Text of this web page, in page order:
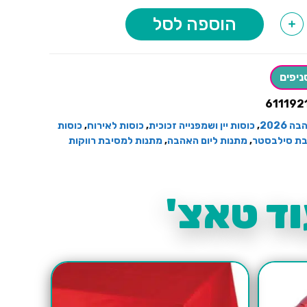
+ הוספה לסל
2026
,כוסות יין ושמפנייה זכוכית,כוסות לאירוח,כוסות
סילבסטר,מתנות ליום האהבה,מתנות למסיבת רווקות
טאצ'